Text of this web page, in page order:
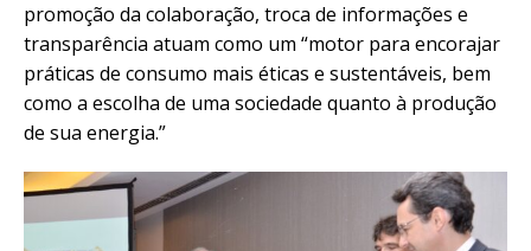
promoção da colaboração, troca de informações e
transparência atuam como um “motor para encorajar
práticas de consumo mais éticas e sustentáveis, bem
como a escolha de uma sociedade quanto à produção
de sua energia.”